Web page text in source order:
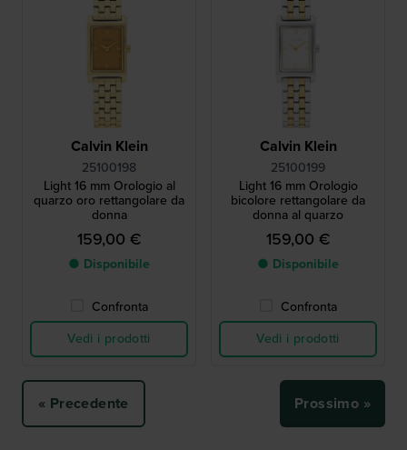
Calvin Klein
25100198
Light 16 mm Orologio al
quarzo oro rettangolare da
donna
159,00 €
● Disponibile
Confronta
Vedi i prodotti
Calvin Klein
25100199
Light 16 mm Orologio
bicolore rettangolare da
donna al quarzo
159,00 €
● Disponibile
Confronta
Vedi i prodotti
« Precedente Prossimo »